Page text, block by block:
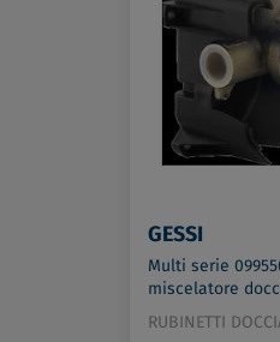
GESSI
Multi serie
miscelatore
prod: 09955031
RUBINETTI